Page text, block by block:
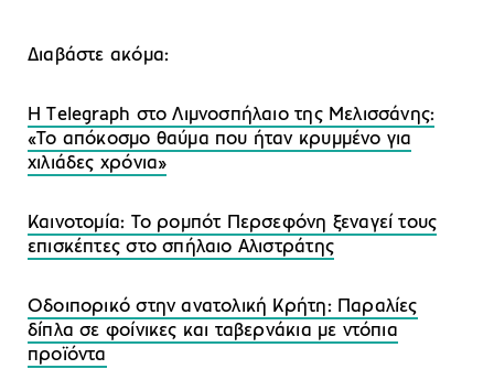
Διαβάστε ακόμα:
Η Τelegraph στo Λιμνοσπήλαιο της Μελισσάνης:
«Το απόκοσμο θαύμα που ήταν κρυμμένο για
χιλιάδες χρόνια»
Καινοτομία: Το ρομπότ Περσεφόνη ξεναγεί τους
επισκέπτες στο σπήλαιο Αλιστράτης
Οδοιπορικό στην ανατολική Κρήτη: Παραλίες
δίπλα σε φοίνικες και ταβερνάκια με ντόπια
προϊόντα